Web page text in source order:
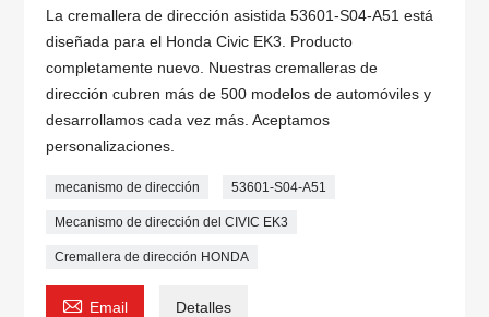
La cremallera de dirección asistida 53601-S04-A51 está
diseñada para el Honda Civic EK3. Producto
completamente nuevo. Nuestras cremalleras de
dirección cubren más de 500 modelos de automóviles y
desarrollamos cada vez más. Aceptamos
personalizaciones.
mecanismo de dirección 53601-S04-A51
Mecanismo de dirección del CIVIC EK3
Cremallera de dirección HONDA
 Email Detalles